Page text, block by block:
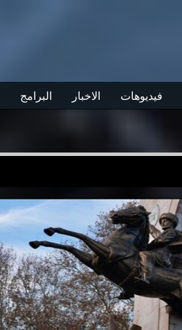
البرامج الاخبار فيديوهات